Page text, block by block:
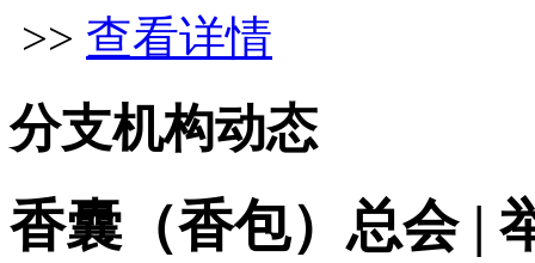
>> 查看详情
分支机构动态
香囊（香包）总会 |